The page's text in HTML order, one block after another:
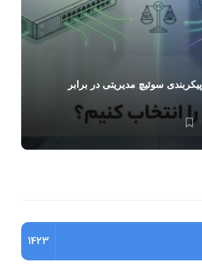
سوئیچ مدیریتی در برابر
1423